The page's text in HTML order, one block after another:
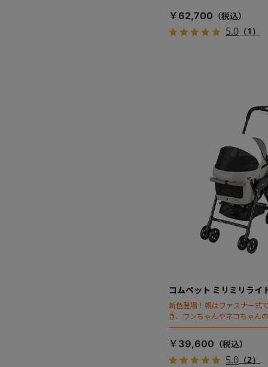
￥62,700
5.0 （1）
コムペット ミリミリライ
新色登場！幌はファスナー式
き、ワンちゃんやネコちゃん
キャリー部前面にメッシュが
抜群の「ミリミリライト」シ
￥39,600
5.0 （2）